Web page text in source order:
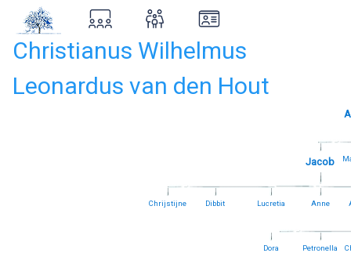
Christianus Wilhelmus
Leonardus van den Hout
Jacob
Chrijstijne Dibbit Lucretia Anne
Dora Petronella